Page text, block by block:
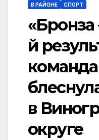
В РАЙОНЕ СПОРТ
й
в
округе